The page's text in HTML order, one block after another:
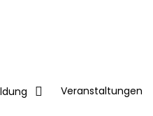
Veranstaltungen